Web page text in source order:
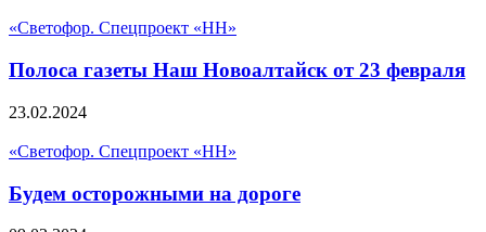
«Светофор. Спецпроект «НН»
Полоса газеты Наш Новоалтайск от 23 февраля
23.02.2024
«Светофор. Спецпроект «НН»
Будем осторожными на дороге